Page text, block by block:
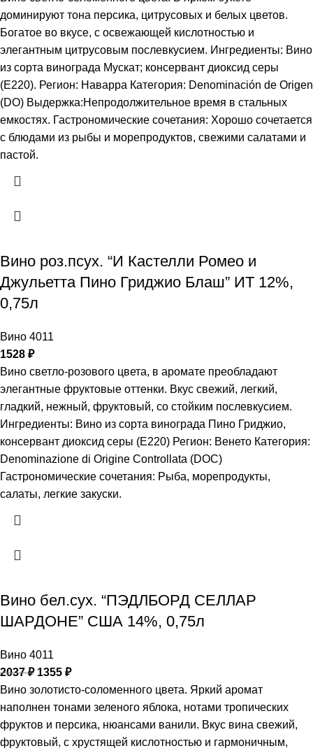
доминируют тона персика, цитрусовых и белых цветов.
Богатое во вкусе, с освежающей кислотностью и
элегантным цитрусовым послевкусием. Ингредиенты: Вино
из сорта винограда Мускат; консервант диоксид серы
(Е220). Регион: Наварра Категория: Denominación de Origen
(DO) Выдержка:Непродолжительное время в стальных
емкостях. Гастрономические сочетания: Хорошо сочетается
с блюдами из рыбы и морепродуктов, свежими салатами и
пастой.
Вино роз.псух. “И Кастелли Ромео и
Джульетта Пино Гриджио Блаш” ИТ 12%,
0,75л
Вино 4011
1528 ₽
Вино светло-розового цвета, в аромате преобладают
элегантные фруктовые оттенки. Вкус свежий, легкий,
гладкий, нежный, фруктовый, со стойким послевкусием.
Ингредиенты: Вино из сорта винограда Пино Гриджио,
консервант диоксид серы (Е220) Регион: Венето Категория:
Denominazione di Origine Controllata (DOC)
Гастрономические сочетания: Рыба, морепродукты,
салаты, легкие закуски.
Вино бел.сух. “ПЭДЛБОРД СЕЛЛАР
ШАРДОНЕ” США 14%, 0,75л
Вино 4011
2037₽ 1355 ₽
Вино золотисто-соломенного цвета. Яркий аромат
наполнен тонами зеленого яблока, нотами тропических
фруктов и персика, нюансами ванили. Вкус вина свежий,
фруктовый, с хрустящей кислотностью и гармоничным,